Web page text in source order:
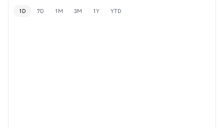
1D 7D 1M 3M 1Y YTD